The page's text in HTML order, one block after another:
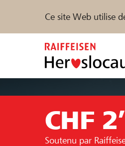
Ce site Web utilise
Trouvez des projets
CHF
Soutenu par